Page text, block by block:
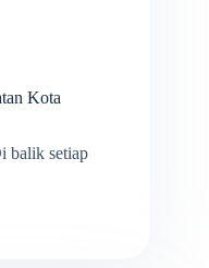
Kota
setiap